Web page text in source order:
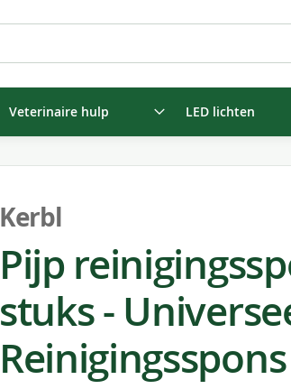
Veterinaire hulp LED lichten
Kerbl
Pijp
stuks -
Reinigingsspons